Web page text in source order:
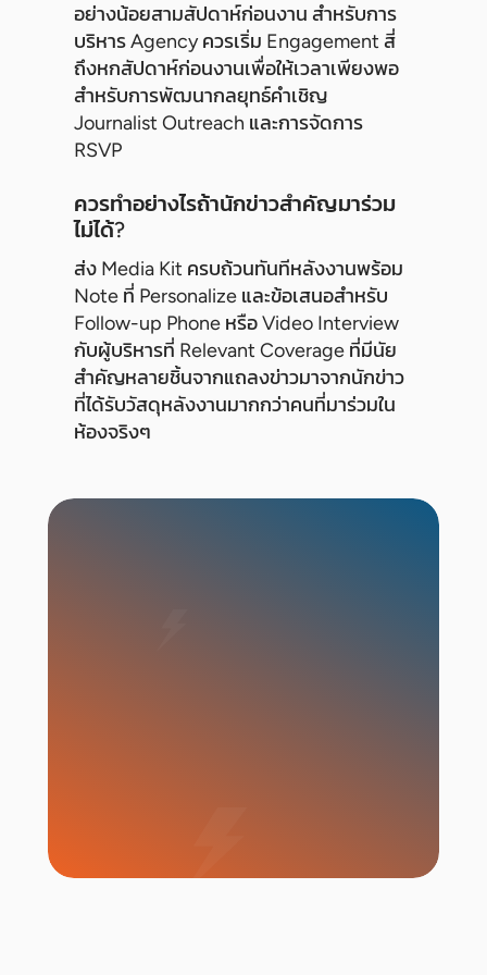
อย่างน้อยสามสัปดาห์ก่อนงาน สำหรับการ
บริหาร Agency ควรเริ่ม Engagement สี่
ถึงหกสัปดาห์ก่อนงานเพื่อให้เวลาเพียงพอ
สำหรับการพัฒนากลยุทธ์คำเชิญ
Journalist Outreach และการจัดการ
RSVP
ควรทำอย่างไรถ้านักข่าวสำคัญมาร่วม
ไม่ได้?
ส่ง Media Kit ครบถ้วนทันทีหลังงานพร้อม
Note ที่ Personalize และข้อเสนอสำหรับ
Follow-up Phone หรือ Video Interview
กับผู้บริหารที่ Relevant Coverage ที่มีนัย
สำคัญหลายชิ้นจากแถลงข่าวมาจากนักข่าว
ที่ได้รับวัสดุหลังงานมากกว่าคนที่มาร่วมใน
ห้องจริงๆ